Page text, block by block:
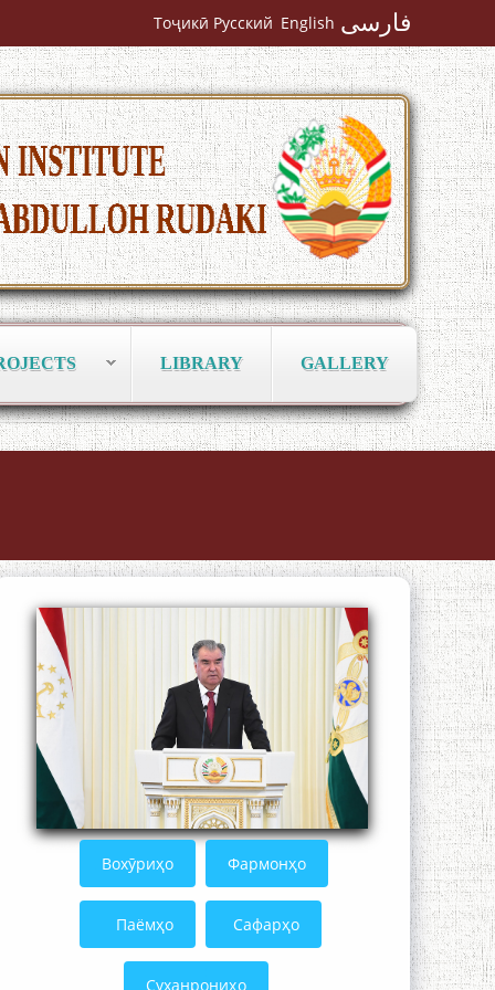
Тоҷикӣ Русский English فارسی
LIBRARY GALLERY
Вохӯриҳо Фармонҳо
Паёмҳо Сафарҳо
Суханрониҳо
به عبارت دیگر: گفتگو با مومن قناعت
Mumin Qanoat
Сухбати навқаламон бо Муъмин
Mumyin Kanoat
Устод Мумин Қаноат (Ustod Mumin
name of the Persian Gulf
Сайри Дарвоз бо Мӯъмин Қаноат:
Чанор ҳам "гап" мезанад